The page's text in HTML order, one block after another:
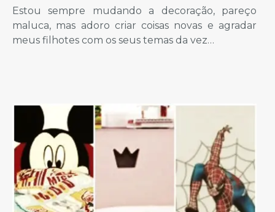
Estou sempre mudando a decoração, pareço
maluca, mas adoro criar coisas novas e agradar
meus filhotes com os seus temas da vez…